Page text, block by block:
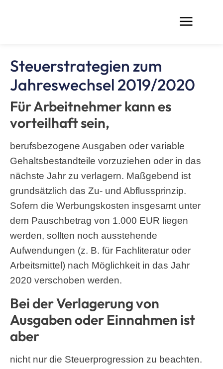
Steuerstrategien zum
Jahreswechsel 2019/2020
Für Arbeitnehmer kann es
vorteilhaft sein,
berufsbezogene Ausgaben oder variable
Gehaltsbestandteile vorzuziehen oder in das
nächste Jahr zu verlagern. Maßgebend ist
grundsätzlich das Zu- und Abflussprinzip.
Sofern die Werbungskosten insgesamt unter
dem Pauschbetrag von 1.000 EUR liegen
werden, sollten noch ausstehende
Aufwendungen (z. B. für Fachliteratur oder
Arbeitsmittel) nach Möglichkeit in das Jahr
2020 verschoben werden.
Bei der Verlagerung von
Ausgaben oder Einnahmen ist
aber
nicht nur die Steuerprogression zu beachten.